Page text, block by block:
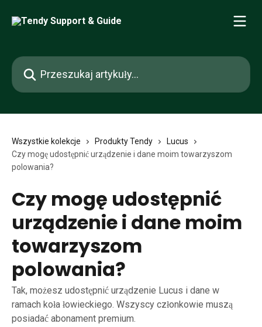
Przeszukaj artykuły...
Wszystkie kolekcje Produkty Tendy
Lucus
Czy mogę udostępnić urządzenie i dane moim towarzyszom
polowania?
Czy mogę udostępnić
urządzenie i dane moim
towarzyszom
polowania?
Tak, możesz udostępnić urządzenie Lucus i dane w
ramach koła łowieckiego. Wszyscy członkowie muszą
posiadać abonament premium.